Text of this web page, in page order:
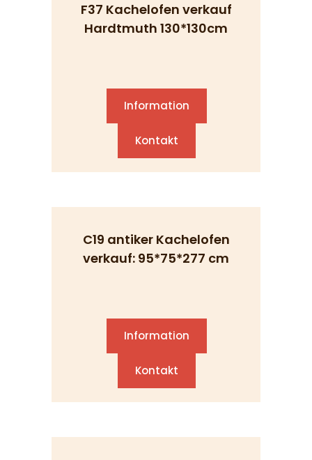
F37 Kachelofen verkauf
Hardtmuth 130*130cm
Information
Kontakt
C19 antiker Kachelofen
verkauf: 95*75*277 cm
Information
Kontakt